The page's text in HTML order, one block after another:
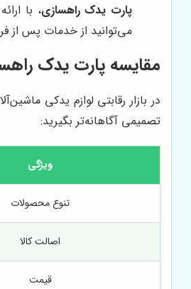
پارت یدک راهسازی، با
می‌توانید از خدمات پس از
مقایسه پارت یدک
در بازار رقابتی لوازم یدکی
تصمیمی آگاهانه‌تر بگیرید:
ویژگی
تنوع محصولات
اصالت کالا
قیمت